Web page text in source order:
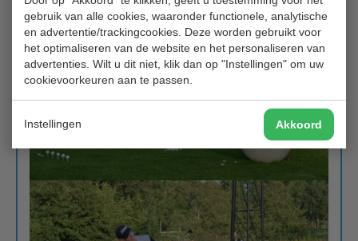
gebruik van alle cookies, waaronder functionele, analytische
en advertentie/trackingcookies. Deze worden gebruikt voor
het optimaliseren van de website en het personaliseren van
advertenties. Wilt u dit niet, klik dan op "Instellingen" om uw
cookievoorkeuren aan te passen.
Instellingen Akkoord